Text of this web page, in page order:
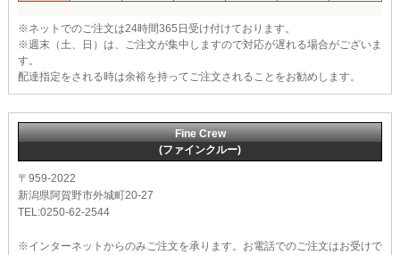
※ネットでのご注文は24時間365日受け付けております。
※週末（土、日）は、ご注文が集中しますので対応が遅れる場合がございま
す。
配達指定をされる時は余裕を持ってご注文されることをお勧めします。
Fine Crew
(ファインクルー)
〒959-2022
新潟県阿賀野市外城町20-27
TEL:0250-62-2544
※インターネットからのみご注文を承ります。お電話でのご注文はお受けで